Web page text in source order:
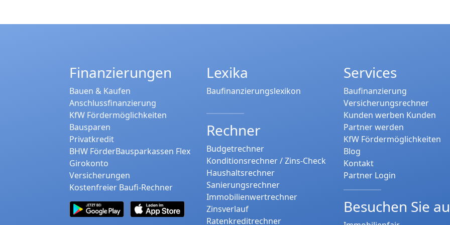
Finanzierungen
Bauen & Kaufen
Anschlussfinanzierung
KfW Fördermöglichkeiten
Bausparen
Privatkredit
BHW FörderBausparkassen Flex
Girokonto
Versicherungen
Kostenfreier Baufi-Rechner
Lexika
Baufinanzierungslexikon
Rechner
Budgetrechner
Konditionsrechner / Zins-Check
Haushaltsrechner
Sanierungsrechner
Immobilienwertrechner
Zinsverlauf
Ratenkreditrechner
Services
Baufinanzierung
Versicherungsrechner
Kunden werben Kunden
Partner werden
KfW Fördermöglichkeiten
Blog
Kontakt
Partner Login
Besuchen Sie